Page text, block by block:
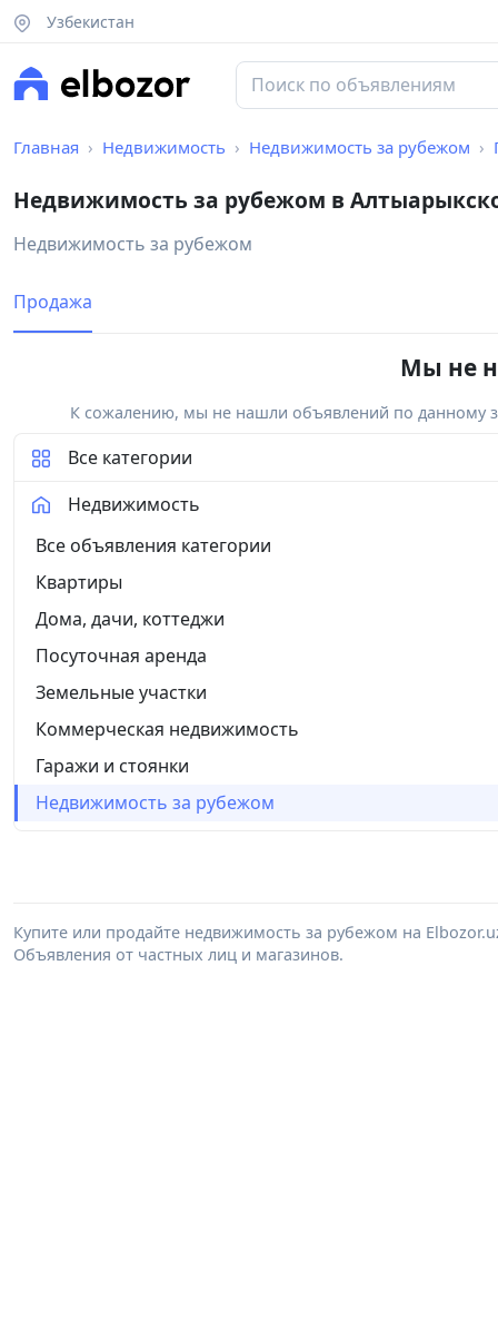
Узбекистан
Главная Недвижимость Недвижимость за рубежом
Недвижимость за рубежом в
Недвижимость за рубежом
Продажа
Мы не
К сожалению, мы не нашли объявлений по данному
Все категории
Недвижимость
Все объявления категории
Квартиры
Дома, дачи, коттеджи
Посуточная аренда
Земельные участки
Коммерческая недвижимость
Гаражи и стоянки
Недвижимость за рубежом
Купите или продайте недвижимость за рубежом на
Объявления от частных лиц и магазинов.